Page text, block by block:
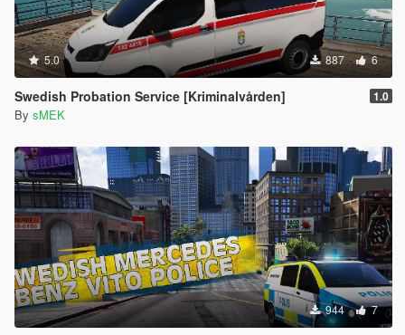
5.0 887 6
Swedish Probation Service [Kriminalvården] 1.0
By sMEK
944 7